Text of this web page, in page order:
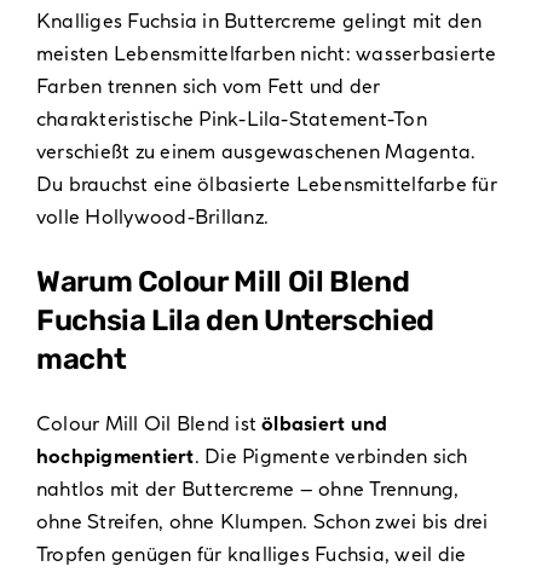
Knalliges Fuchsia in Buttercreme gelingt mit den
meisten Lebensmittelfarben nicht: wasserbasierte
Farben trennen sich vom Fett und der
charakteristische Pink-Lila-Statement-Ton
verschießt zu einem ausgewaschenen Magenta.
Du brauchst eine ölbasierte Lebensmittelfarbe für
volle Hollywood-Brillanz.
Warum Colour Mill Oil Blend
Fuchsia Lila den Unterschied
macht
Colour Mill Oil Blend istölbasiert und
hochpigmentiert. Die Pigmente verbinden sich
nahtlos mit der Buttercreme – ohne Trennung,
ohne Streifen, ohne Klumpen. Schon zwei bis drei
Tropfen genügen für knalliges Fuchsia, weil die